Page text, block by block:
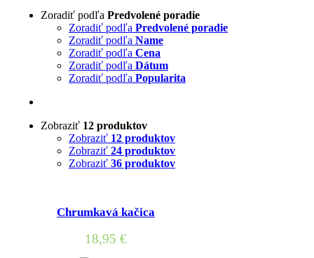
Zoradiť podľa Predvolené poradie
Zoradiť podľa Predvolené poradie
Zoradiť podľa Name
Zoradiť podľa Cena
Zoradiť podľa Dátum
Zoradiť podľa Popularita
Zobraziť 12 produktov
Zobraziť 12 produktov
Zobraziť 24 produktov
Zobraziť 36 produktov
Chrumkavá kačica
18,95 €